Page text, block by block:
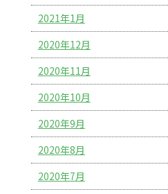
2021年1月
2020年12月
2020年11月
2020年10月
2020年9月
2020年8月
2020年7月